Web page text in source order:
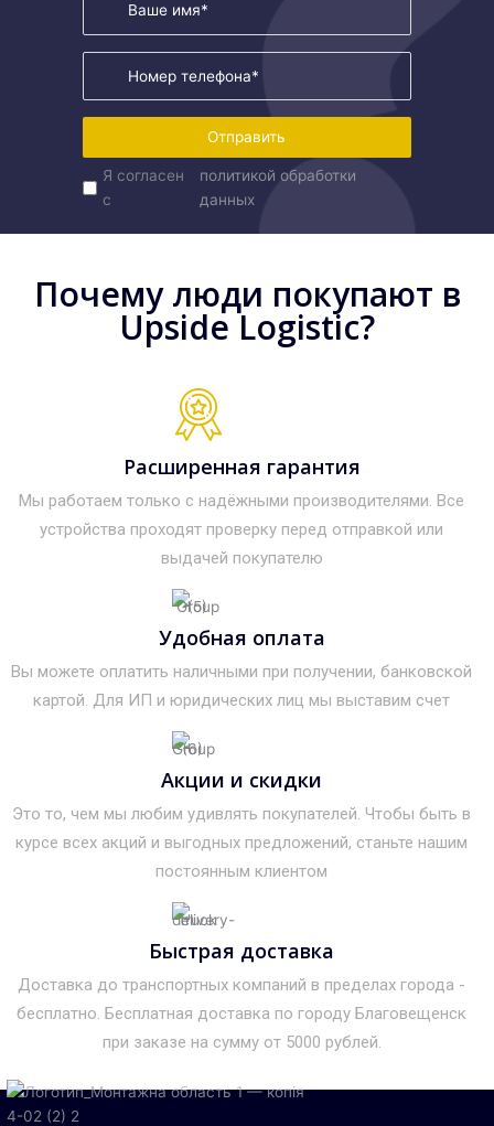
Отправить
Я согласен
с
политикой обработки
данных
Почему люди покупают в
Upside Logistic?
Расширенная гарантия
Мы работаем только с надёжными производителями. Все
устройства проходят проверку перед отправкой или
выдачей покупателю
Удобная оплата
Вы можете оплатить наличными при получении, банковской
картой. Для ИП и юридических лиц мы выставим счет
Акции и скидки
Это то, чем мы любим удивлять покупателей. Чтобы быть в
курсе всех акций и выгодных предложений, станьте нашим
постоянным клиентом
Быстрая доставка
Доставка до транспортных компаний в пределах города -
бесплатно. Бесплатная доставка по городу Благовещенск
при заказе на сумму от 5000 рублей.